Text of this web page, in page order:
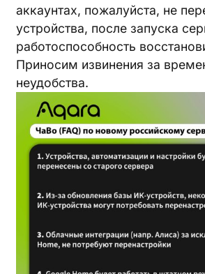
аккаунтах, пожалуйста, не
устройства, после запуска
работоспособность
Приносим извинения за
неудобства.